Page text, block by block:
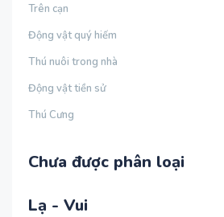
Trên cạn
Động vật quý hiếm
Thú nuôi trong nhà
Động vật tiền sử
Thú Cưng
Chưa được phân loại
Lạ - Vui